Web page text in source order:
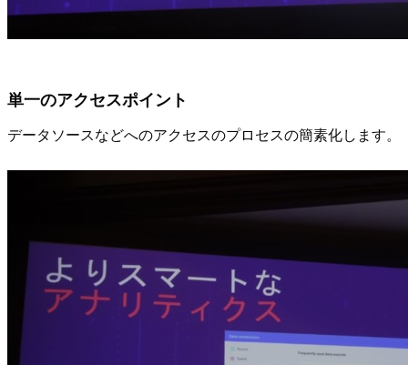
単一のアクセスポイント
データソースなどへのアクセスのプロセスの簡素化します。